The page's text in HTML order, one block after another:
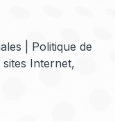
Politique de
sites Internet,